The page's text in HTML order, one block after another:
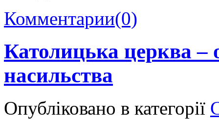
Комментарии(0)
Католицька церква –
насильства
Опубліковано в категорії